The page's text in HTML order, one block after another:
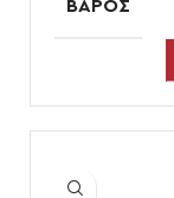
ΒΆΡΟΣ